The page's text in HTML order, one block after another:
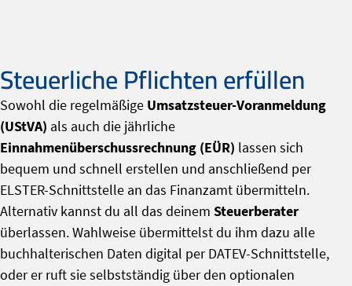
Steuerliche Pflichten erfüllen
Sowohl die regelmäßige Umsatzsteuer-Voranmeldung
(UStVA) als auch die jährliche
Einnahmenüberschussrechnung (EÜR) lassen sich
bequem und schnell erstellen und anschließend per
ELSTER-Schnittstelle an das Finanzamt übermitteln.
Alternativ kannst du all das deinem Steuerberater
überlassen. Wahlweise übermittelst du ihm dazu alle
buchhalterischen Daten digital per DATEV-Schnittstelle,
oder er ruft sie selbstständig über den optionalen